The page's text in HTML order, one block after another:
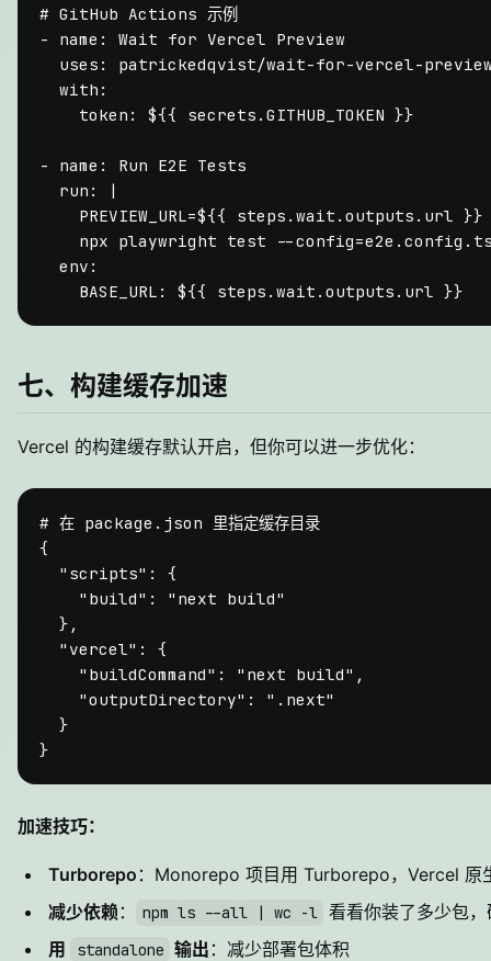
# GitHub Actions 示例
-
name: Wait for Vercel Preview
uses:
patrickedqvist/wait-for-vercel-
with:
token:
${{ secrets.GITHUB_TOKEN }}
- name: Run E2E Tests
run:
|
    PREVIEW_URL=${{ steps.wait.outputs.url }}
env:
BASE_URL:
${{ steps.wait.outputs.url }}
七、构建缓存加速
Vercel 的构建缓存默认开启，但你可以进一步优化：
# 在 package.json 里指定缓存目录
{
"scripts" : {
"build" : "next build"
  },
"vercel" : {
"buildCommand" : "next build" ,
"outputDirectory" : ".next"
  }
加速技巧：
Turborepo ：Monorepo 项目用 Turborepo，Vercel 原
减少依赖 ： npm ls --all | wc -l 看看你装了多少包
用
standalone 输出 ：减少部署包体积